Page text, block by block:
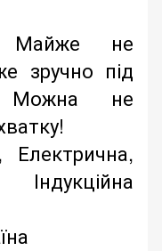
Майже не
зручно під
Можна не